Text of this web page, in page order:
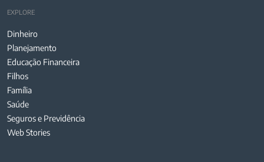
EXPLORE
Dinheiro
Planejamento
Educação Financeira
Filhos
Família
Saúde
Seguros e Previdência
Web Stories